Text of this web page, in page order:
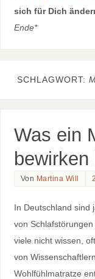
sich für Dich
Ende*
SCHLAGWORT:
Was ein
bewirken
Von Martina Will
In Deutschland sind
von
viele nicht wissen,
von
Wohlfühlmatratze